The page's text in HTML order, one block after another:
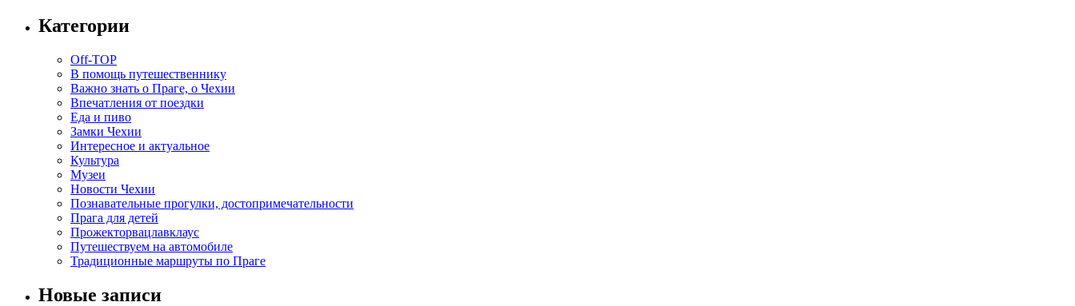
Категории
Off-TOP
В помощь путешественнику
Важно знать о Праге, о Чехии
Впечатления от поездки
Еда и пиво
Замки Чехии
Интересное и актуальное
Культура
Музеи
Новости Чехии
Познавательные прогулки, достопримечательности
Прага для детей
Прожекторвацлавклаус
Путешествуем на автомобиле
Традиционные маршруты по Праге
Новые записи